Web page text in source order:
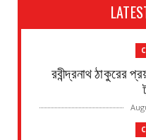
রবীন্দ্রনাথ ঠাকুরের